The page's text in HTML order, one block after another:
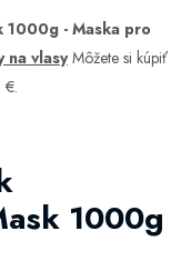
1000g - Maska pro
na vlasyMôžete si kúpiť
€.
1000g